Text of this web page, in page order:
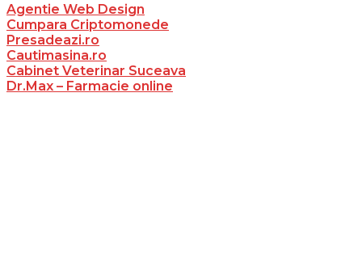
Agentie Web Design
Cumpara Criptomonede
Presadeazi.ro
Cautimasina.ro
Cabinet Veterinar Suceava
Dr.Max – Farmacie online